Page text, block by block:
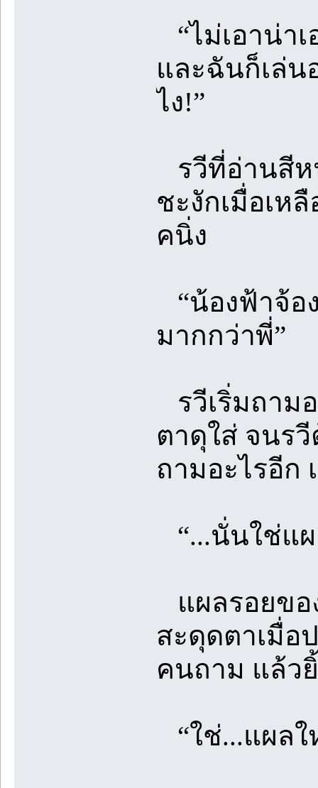
“ไม่เอาน่า
และฉันก็เล่น
ไง!”
รวีที่อ่านสีห
ชะงักเมื่อเห
คนิ่ง
“น้องฟ้าจ้อ
มากกว่าพี่”
รวีเริ่มถาม
ตาดุใส่ จนรวี
ถามอะไรอีก
“...นั่นใช่แผ
แผลรอยขอ
สะดุดตาเมื่อ
คนถาม แล้ว
“ใช่...แผล